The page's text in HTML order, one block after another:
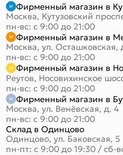
Фирменный магазин в
Москва, Кутузовский
пн-вс: с 9:00 до 21:00
Фирменный магазин в
Москва, ул. Осташковская,
пн-вс: с 9:00 до 21:00
Фирменный магазин в
Реутов, Носовихинское
пн-вс: с 9:00 до 21:00
Фирменный магазин в
Москва, ул. Венёвская, д. 4
пн-вс: с 9:00 до 21:00
Склад в Одинцово
Одинцово, ул. Баковская, 5
пн-пт: с 9:00 до 19:30 / сб-